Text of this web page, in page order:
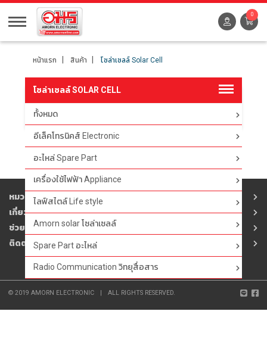
0
หน้าแรก สินค้า โซล่าเซลล์ Solar Cell
โซล่าเซลล์ SOLAR CELL
ทั้งหมด
อีเล็คโทรนิคส์ Electronic
อะไหล่ Spare Part
เครื่องใช้ไฟฟ้า Appliance
ไลฟ์สไตล์ Life style
Amorn solar โซล่าเซลล์
Spare Part อะไหล่
Radio Communication วิทยุสื่อสาร
ตัวกรอง
หมวดสินค้า
เกี่ยวกับอมร
ช่วยเหลือ
ติดต่ออมร
© 2019 AMORN ELECTRONIC ALL RIGHTS RESERVED.